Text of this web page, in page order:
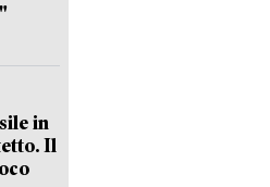
in
Il